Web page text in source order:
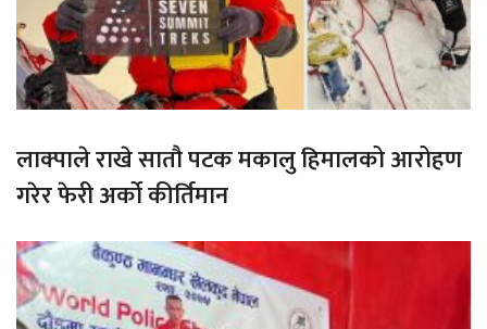
लाक्पाले राखे सातौ पटक मकालु हिमालको आरोहण
गरेर फेरी अर्को कीर्तिमान